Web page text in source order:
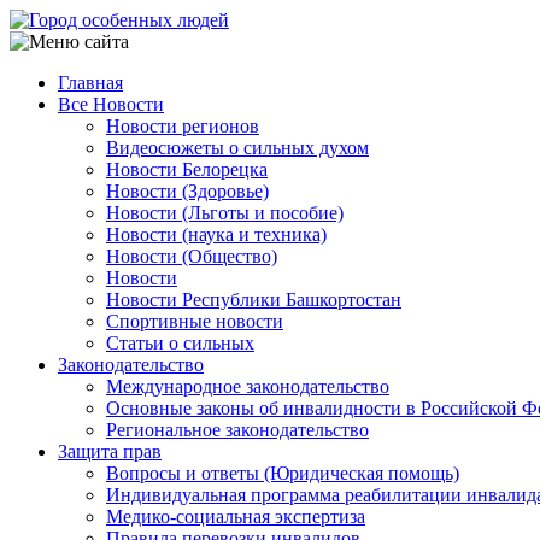
Перейти
к
содержанию
Main
navigation
Главная
Все Новости
Новости регионов
Видеосюжеты о сильных духом
Новости Белорецка
Новости (Здоровье)
Новости (Льготы и пособие)
Новости (наука и техника)
Новости (Общество)
Новости
Новости Республики Башкортостан
Спортивные новости
Статьи о сильных
Законодательство
Международное законодательство
Основные законы об инвалидности в Российской
Региональное законодательство
Защита прав
Вопросы и ответы (Юридическая помощь)
Индивидуальная программа реабилитации
Медико-социальная экспертиза